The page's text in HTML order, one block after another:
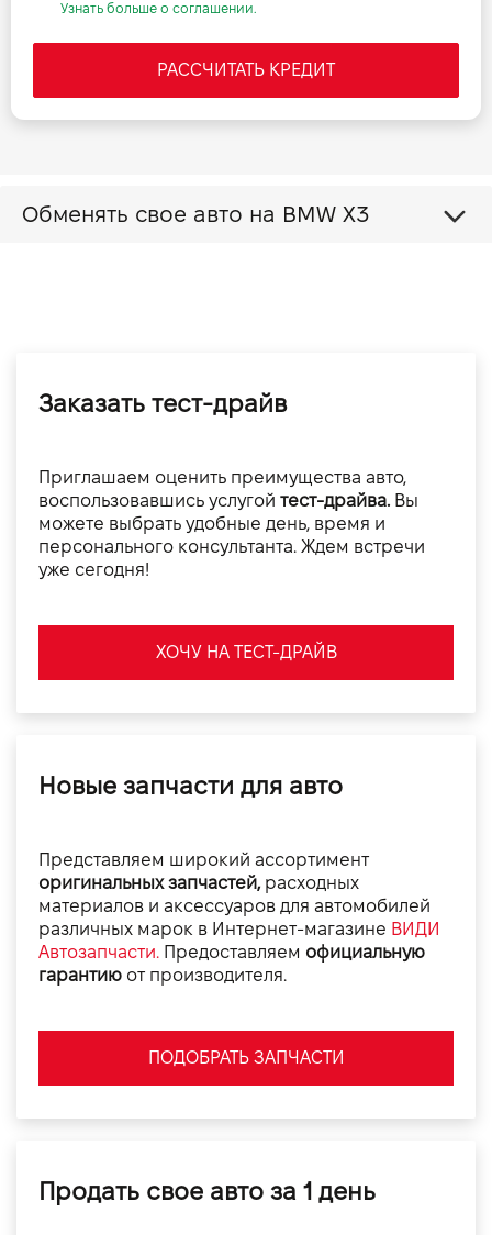
Узнать больше о соглашении.
РАССЧИТАТЬ КРЕДИТ
Обменять свое авто на BMW X3
Заказать тест-драйв
Приглашаем оценить преимущества авто,
воспользовавшись услугой тест-драйва. Вы
можете выбрать удобные день, время и
персонального консультанта. Ждем встречи
уже сегодня!
ХОЧУ НА ТЕСТ-ДРАЙВ
Новые запчасти для авто
Представляем широкий ассортимент
оригинальных запчастей, расходных
материалов и аксессуаров для автомобилей
различных марок в Интернет-магазине ВИДИ
Автозапчасти. Предоставляем официальную
гарантию от производителя.
ПОДОБРАТЬ ЗАПЧАСТИ
Продать свое авто за 1 день